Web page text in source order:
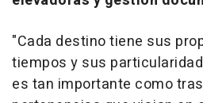
"Cada destino tiene sus
tiempos y sus
es tan importante como